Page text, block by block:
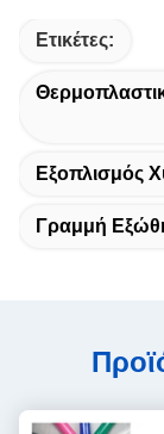
Ετικέτες:
Εξοπλισμός
Γραμμή